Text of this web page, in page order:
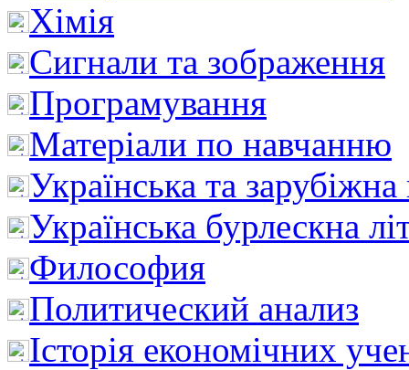
Хімія
Сигнали та зображення
Програмування
Матеріали по навчанню
Українська та зарубіжна
Українська бурлескна
Философия
Политический анализ
Історія економічних